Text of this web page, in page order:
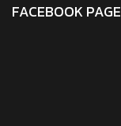
FACEBOOK PAGE